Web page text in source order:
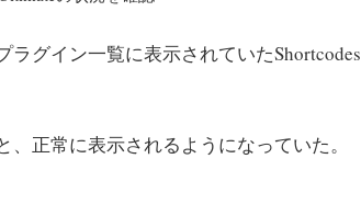
グイン一覧に表示されていたShortcodes
正常に表示されるようになっていた。